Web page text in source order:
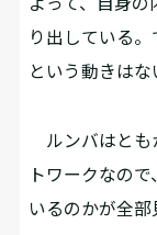
り出している
という動きはな
ルンバはとも
トワークなの
いるのかが全